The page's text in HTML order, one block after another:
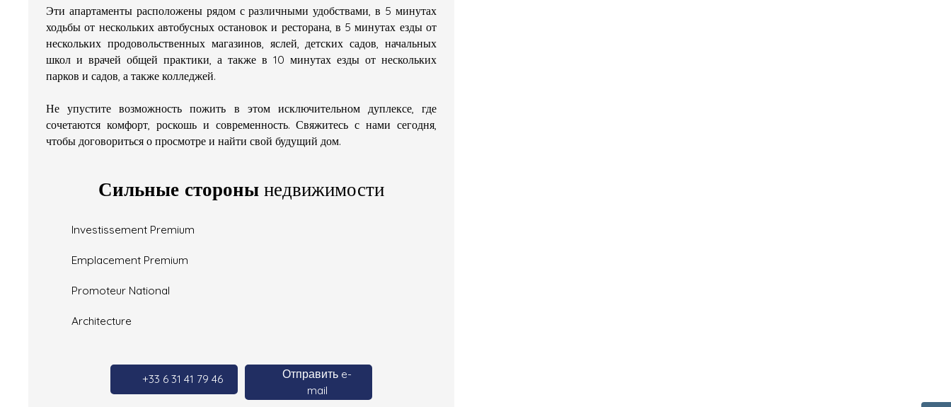
Эти апартаменты расположены рядом с различными удобствами, в 5 минутах
ходьбы от нескольких автобусных остановок и ресторана, в 5 минутах езды от
нескольких продовольственных магазинов, яслей, детских садов, начальных
школ и врачей общей практики, а также в 10 минутах езды от нескольких
парков и садов, а также колледжей.
Не упустите возможность пожить в этом исключительном дуплексе, где
сочетаются комфорт, роскошь и современность. Свяжитесь с нами сегодня,
чтобы договориться о просмотре и найти свой будущий дом.
Сильные стороны недвижимости
Investissement Premium
Emplacement Premium
Promoteur National
Architecture
+33 6 31 41 79 46
Отправить e-
mail